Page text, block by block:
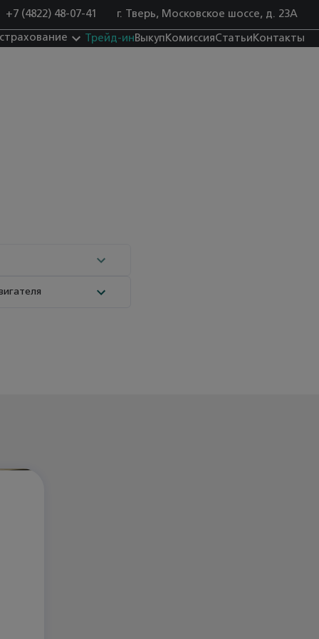
+7 (4822) 48-07-41 г. Тверь, Московское шоссе, д. 23А
Трейд-ин Выкуп КомиссияСтатьи Контакты